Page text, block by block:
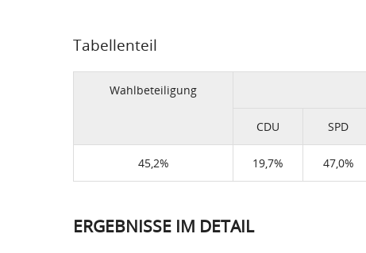
Tabellenteil
Wahlbeteiligung
CDU SPD
45,2% 19,7% 47,0%
ERGEBNISSE IM DETAIL